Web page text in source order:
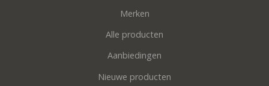
Merken
Alle producten
Aanbiedingen
Nieuwe producten